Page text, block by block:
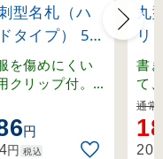
型名札（ハ
タイプ） 5
組 小サイズ
を傷めにくい
クリップ付。
ドタイプ名
円
円 税込
丸
リ
書
て
平
ラ
付
通常:
205